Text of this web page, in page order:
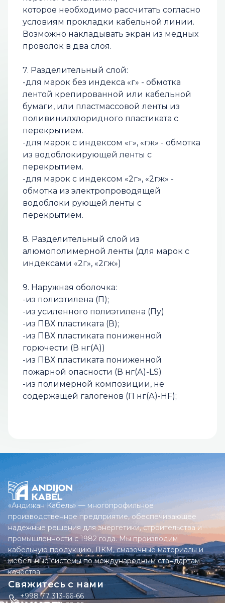
которое необходимо рассчитать согласно
условиям прокладки кабельной линии.
Возможно накладывать экран из медных
проволок в два cлoя.
7. Разделительный слой:
-для марок без индекса «г» - обмотка
лентой крепированной или кабельной
бумаги, или пластмассовой ленты из
поливинилхлоридного пластиката с
перекрытием.
-для марок с индексом «г», «гж» - обмотка
из водоблокирующей ленты с
перекрытием.
-для марок с индексом «2г», «2гж» -
обмотка из электропроводящей
водоблоки рующей ленты с
перекрытием.
8. Разделительный слой из
алюмополимерной ленты (для марок с
индексами «2г», «2гж»)
9. Наружная оболочка:
-из полиэтилена (П);
-из усиленного полиэтилена (Пу)
-из ПВХ пластиката (В);
-из ПВХ пластиката пониженной
горючести (В нг(А))
-из ПВХ пластиката пониженной
пожарной опасности (В нг(А)-LS)
-из полимерной композиции, не
содержащей галогенов (П нг(А)-НF);
«Андижан Кабель» — многопрофильное
производственное предприятие, обеспечивающее
надежные решения для энергетики, строительства и
промышленности с 1982 года. Мы производим
кабельную продукцию, ЛКМ, смазочные материалы и
мебельные системы по международным стандартам
качества.
Свяжитесь с нами
+998 77 313-66-66